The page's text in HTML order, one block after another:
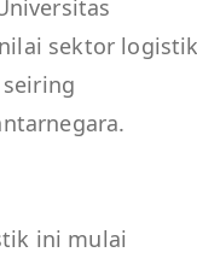
sektor logistik
ini mulai